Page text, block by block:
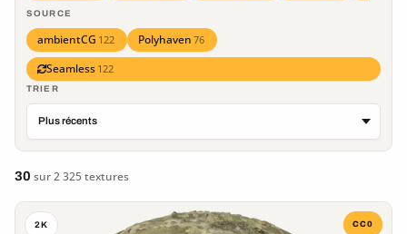
SOURCE
ambientCG 122 Polyhaven 76
Seamless 122
TRIER
30 sur 2 325 textures
2K CC0